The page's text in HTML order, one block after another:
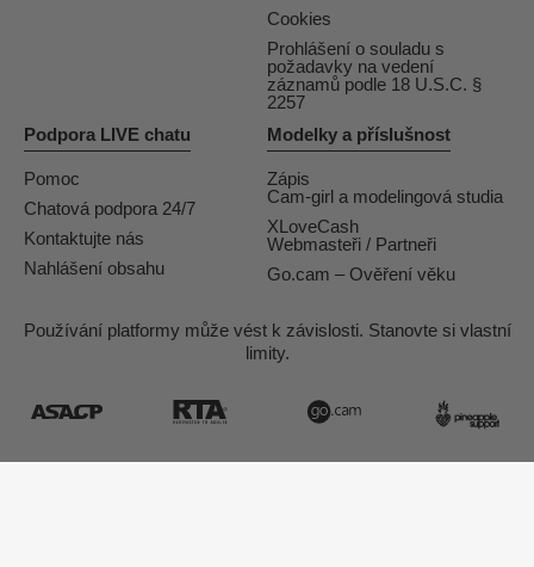
Cookies
Prohlášení o souladu s
požadavky na vedení
záznamů podle 18 U.S.C. §
2257
Podpora LIVE chatu
Pomoc
Chatová podpora 24/7
Kontaktujte nás
Nahlášení obsahu
Modelky a příslušnost
Zápis
Cam-girl a modelingová studia
XLoveCash
Webmasteři / Partneři
Go.cam – Ověření věku
Používání platformy může vést k závislosti. Stanovte si vlastní
limity.